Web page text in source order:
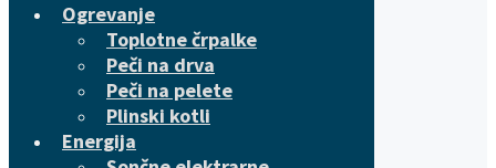
Ogrevanje
Toplotne črpalke
Peči na drva
Peči na pelete
Plinski kotli
Energija